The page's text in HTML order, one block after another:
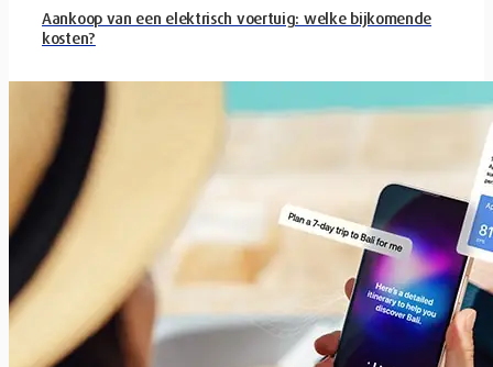
Aankoop van een elektrisch voertuig: welke bijkomende
kosten?